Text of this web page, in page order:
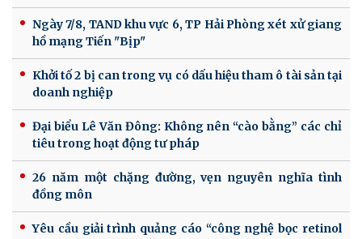
Ngày 7/8, TAND khu vực 6, TP Hải Phòng xét xử giang
hồ mạng Tiến "Bịp"
Khởi tố 2 bị can trong vụ có dấu hiệu tham ô tài sản tại
doanh nghiệp
Đại biểu Lê Văn Đông: Không nên “cào bằng” các chỉ
tiêu trong hoạt động tư pháp
26 năm một chặng đường, vẹn nguyên nghĩa tình
đồng môn
Yêu cầu giải trình quảng cáo “công nghệ bọc retinol